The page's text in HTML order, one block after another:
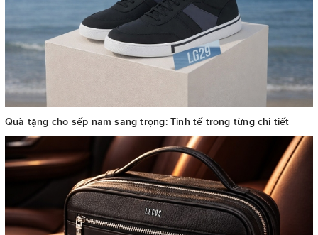
Quà tặng cho sếp nam sang trọng: Tinh tế trong từng chi tiết